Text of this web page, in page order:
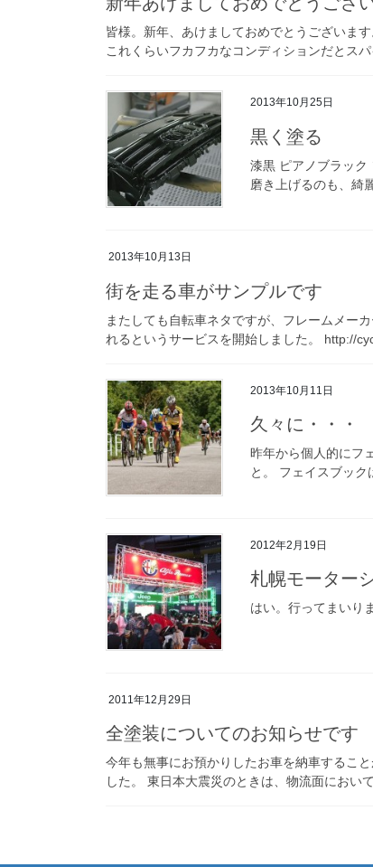
皆様。新年、あけましておめでとうございま
これくらいフカフカなコンディションだとス
2013年10月25日
黒く塗る
漆黒 ピアノブラック
磨き上げるのも、綺
2013年10月13日
街を走る車がサンプルです
またしても自転車ネタですが、フレームメー
れるというサービスを開始しました。 http://
2013年10月11日
久々に・・・
昨年から個人的にフ
と。 フェイスブッ
2012年2月19日
札幌モーター
はい。行ってまいり
2011年12月29日
全塗装についてのお知らせです
今年も無事にお預かりしたお車を納車するこ
した。 東日本大震災のときは、物流面におい